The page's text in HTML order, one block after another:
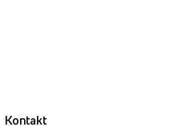
Kontakt